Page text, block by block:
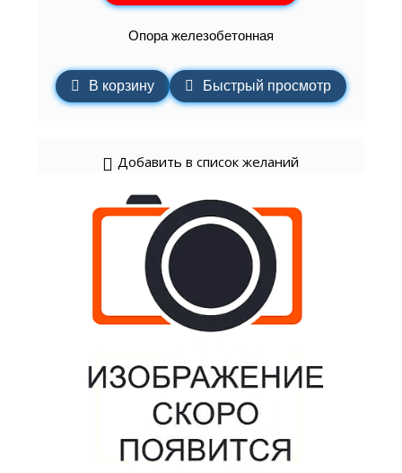
Опора железобетонная
В корзину Быстрый просмотр
Добавить в список желаний